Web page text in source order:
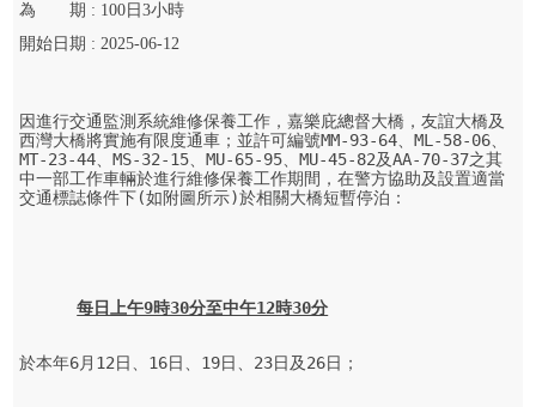
為
期 : 100 日3小時
開始 日期 :2025-06-12
因進行交通監測系統維修保養工作，嘉樂庇總督大橋，友誼大橋及
西灣大橋將實施有限度通車；並許可編號MM-93-64、ML-58-06、
MT-23-44、MS-32-15、MU-65-95、MU-45-82及AA-70-37之其
中一部工作車輛於進行維修保養工作期間，在警方協助及設置適當
交通標誌條件下(如附圖所示)於相關大橋短暫停泊：
每日上午9時30分至中午12時30分
於本年6月12日、16日、19日、23日及26日；